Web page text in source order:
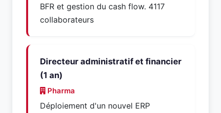
BFR et gestion du cash flow. 4117
collaborateurs
Directeur administratif et financier
(1 an)
Pharma
Déploiement d'un nouvel ERP